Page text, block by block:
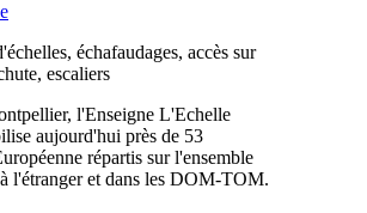
échafaudages, accès sur
escaliers
l'Enseigne L'Echelle
aujourd'hui près de 53
répartis sur l'ensemble
l'étranger et dans les DOM-TOM.